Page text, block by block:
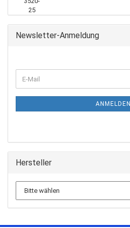
Newsletter-Anmeldung
ANMELDEN
Hersteller